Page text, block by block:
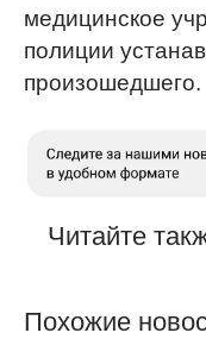
медицинское
полиции
произошедшего.
Читайте
Похожие